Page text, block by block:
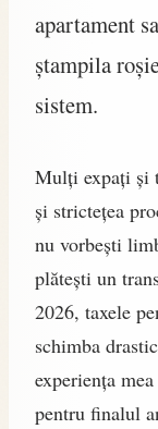
apartament
ștampila
sistem.
Mulți expați și
și strictețea
nu vorbești
plătești un
2026, taxele
schimba
experiența
pentru finalul